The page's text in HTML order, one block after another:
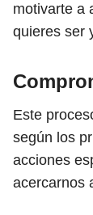
motivarte a
quieres ser
Este
según los
acciones
acercarnos